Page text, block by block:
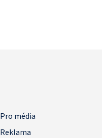
Pro média
Reklama